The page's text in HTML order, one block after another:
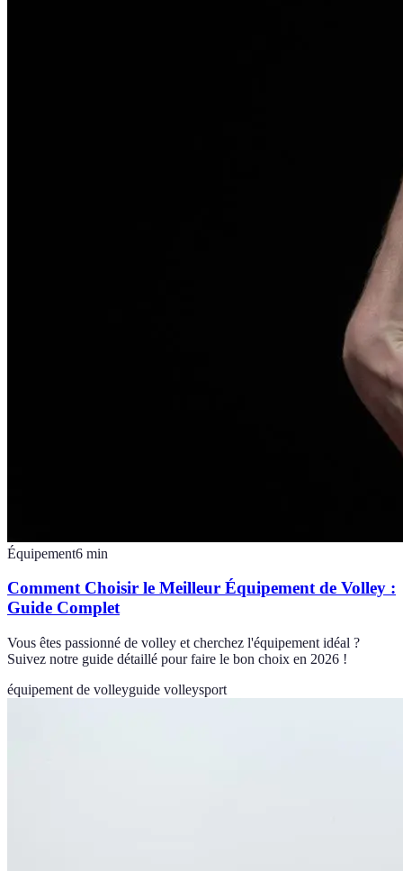
Équipement6 min
Comment Choisir le Meilleur Équipement de Volley :
Guide Complet
Vous êtes passionné de volley et cherchez l'équipement idéal ?
Suivez notre guide détaillé pour faire le bon choix en 2026 !
équipement de volleyguide volleysport